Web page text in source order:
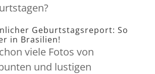
Geburtstagsreport: So
in Brasilien!
viele Fotos von
und lustigen